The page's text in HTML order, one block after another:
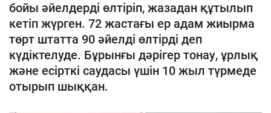
бойы әйелдерді өлтіріп, жазадан құтылып
кетіп жүрген. 72 жастағы ер адам жиырма
төрт штатта 90 әйелді өлтірді деп
күдіктелуде. Бұрынғы дәрігер тонау, ұрлық
және есірткі саудасы үшін 10 жыл түрмеде
отырып шыққан.